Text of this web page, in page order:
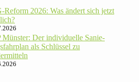
Reform 2026: Was ändert sich jetzt
Münster: Der indi­vi­du­elle Sanie­
als Schlüssel zu